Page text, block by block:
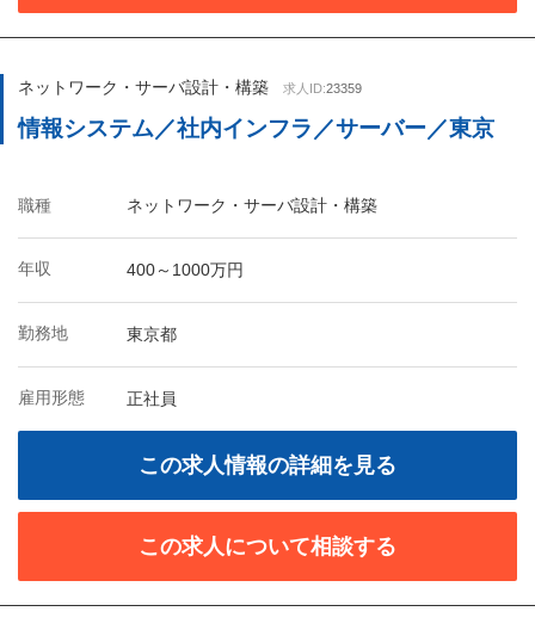
ネットワーク・サーバ設計・構築 求人ID:23359
情報システム／社内インフラ／サーバー／東京
職種 ネットワーク・サーバ設計・構築
年収 400～1000万円
勤務地 東京都
雇用形態 正社員
この求人情報の詳細を見る
この求人について相談する